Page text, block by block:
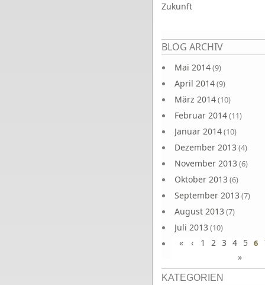
Zukunft
BLOG ARCHIV
Mai 2014(9)
April 2014(9)
März 2014(10)
Februar 2014(11)
Januar 2014(10)
Dezember 2013 (4)
November 2013 (6)
Oktober 2013 (6)
September 2013 (7)
August 2013 (7)
Juli 2013 (10)
Juni 2013(10)
Seiten
« ‹ 1 2 3 4 5 6
»
KATEGORIEN